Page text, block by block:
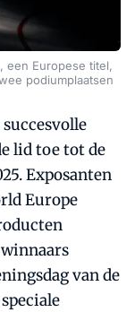
een Europese titel,
podiumplaatsen
lid toe tot de
Exposanten
Europe
van de